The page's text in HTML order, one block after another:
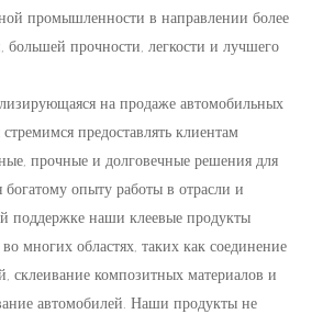
промышленности в направлении более
большей прочности, легкости и лучшего
на продаже автомобильных
предоставлять клиентам
прочные и долговечные решения для
богатому опыту работы в отрасли и
поддержке наши клеевые продукты
многих областях, таких как соединение
склеивание композитных материалов и
автомобилей. Наши продукты не